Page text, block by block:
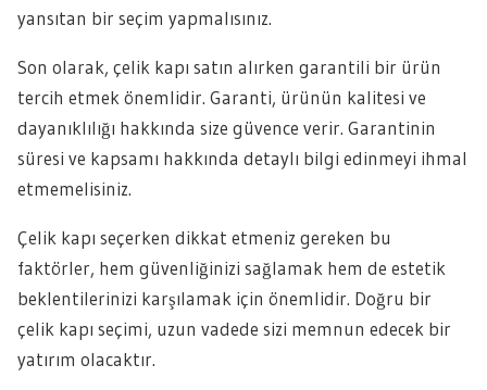
yansıtan bir seçim yapmalısınız.
Son olarak, çelik kapı satın alırken garantili bir ürün
tercih etmek önemlidir. Garanti, ürünün kalitesi ve
dayanıklılığı hakkında size güvence verir. Garantinin
süresi ve kapsamı hakkında detaylı bilgi edinmeyi ihmal
etmemelisiniz.
Çelik kapı seçerken dikkat etmeniz gereken bu
faktörler, hem güvenliğinizi sağlamak hem de estetik
beklentilerinizi karşılamak için önemlidir. Doğru bir
çelik kapı seçimi, uzun vadede sizi memnun edecek bir
yatırım olacaktır.